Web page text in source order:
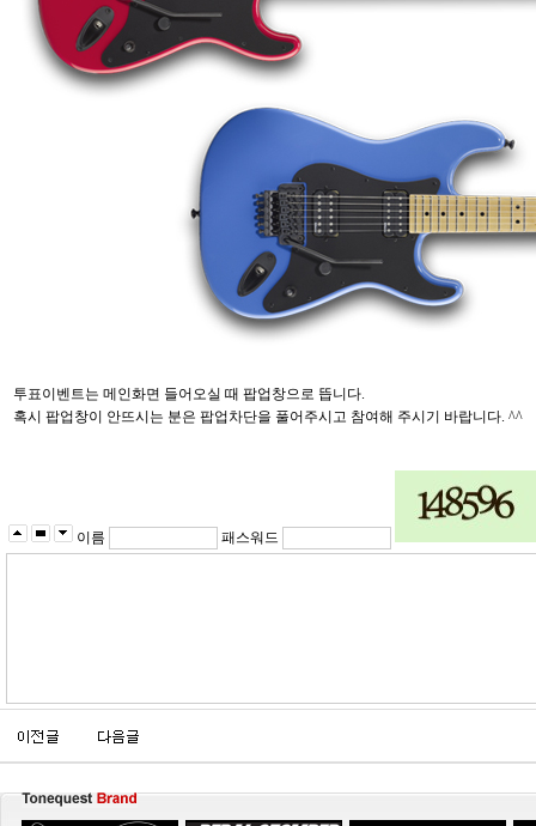
투표이벤트는 메인화면 들어오실 때 팝업창으로 뜹니다.
혹시 팝업창이 안뜨시는 분은 팝업차단을 풀어주시고 참여해 주시기 바랍니다. ^^
이름 패스워드